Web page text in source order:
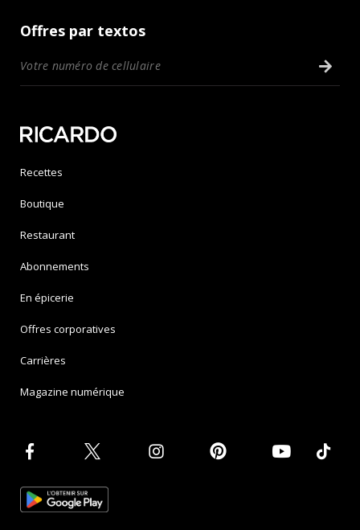
Offres par textos
Recettes
Boutique
Restaurant
Abonnements
En épicerie
Offres corporatives
Carrières
Magazine numérique